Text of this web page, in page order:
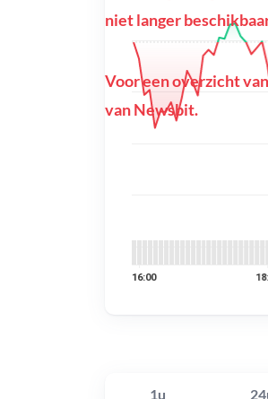
niet langer
Voor een overzicht
van Newsbit.
1u